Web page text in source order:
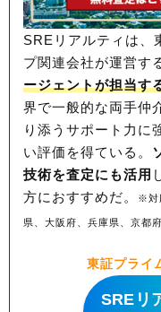
SREリアルティは、
プ関連会社が運営す
ージェントが担当す
界で一般的な両手仲
り添うサポート力に
い評価を得ている。
技術を査定にも活用
方におすすめだ。
※対
県、大阪府、兵庫県、京都府
東証プライ
SREリ